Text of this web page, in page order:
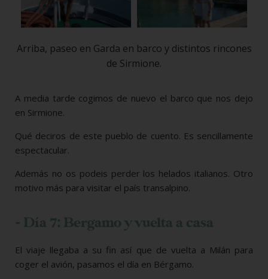
Arriba, paseo en Garda en barco y distintos rincones
de Sirmione.
A media tarde cogimos de nuevo el barco que nos dejo
en Sirmione.
Qué deciros de este pueblo de cuento. Es sencillamente
espectacular.
Además no os podeis perder los helados italianos. Otro
motivo más para visitar el país transalpino.
- Día 7: Bergamo y vuelta a casa
El viaje llegaba a su fin así que de vuelta a Milán para
coger el avión, pasamos el día en Bérgamo.